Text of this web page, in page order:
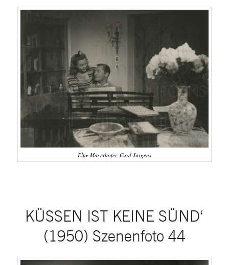
Elfie Mayerhofer, Curd Jürgens
KÜSSEN IST KEINE SÜND‘
(1950) Szenenfoto 44